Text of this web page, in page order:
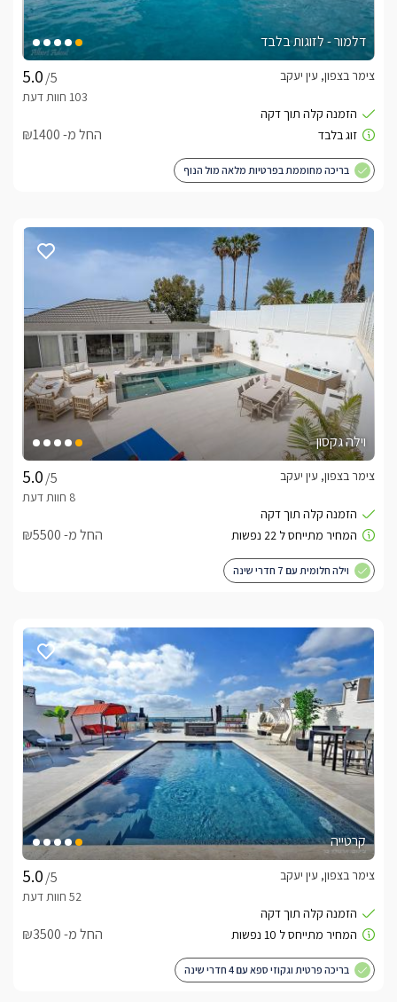
דלמור - לזוגות בלבד
/5
צימר בצפון, עין יעקב
החל מ- ₪1400
בריכה מחוממת בפרטיות מלאה מול הנוף
וילה גקסון
/5
צימר בצפון, עין יעקב
החל מ- ₪5500
וילה חלומית עם 7 חדרי שינה
קרטייה
/5
צימר בצפון, עין יעקב
החל מ- ₪3500
בריכה פרטית וגקוזי ספא עם 4 חדרי שינה